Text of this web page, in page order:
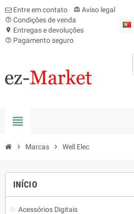
Entre em contato card_giftcard Aviso legal
help_outline Condições de venda
location_on Entregas e devoluções
help_outline Pagamento seguro
view_headline
chevron_right Marcas chevron_right Well Elec
INÍCIO
Acessórios Digitais